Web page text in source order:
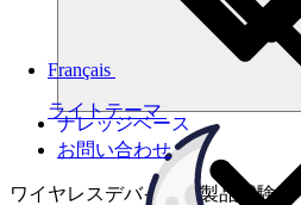
ライトテーマ
Français
ナレッジベース
お問い合わせ
ワイヤレスデバイスの製品試験